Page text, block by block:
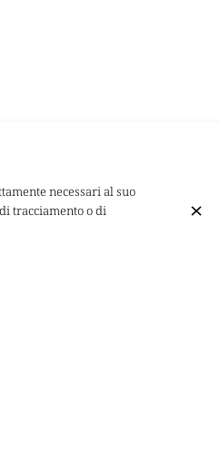
necessari al suo
tracciamento o di